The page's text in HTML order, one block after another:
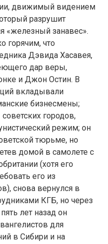
движимый видением
разрушит
«железный занавес».
горячим, что
Дэвида Хасавея,
дар веры,
и Джон Остин. В
вкладывали
бизнесмены;
городов,
режим; он
тюрьме, но
домой в самолете с
(хотя его
его из
снова вернулся в
КГБ, но через
лет назад он
для
в Сибири и на